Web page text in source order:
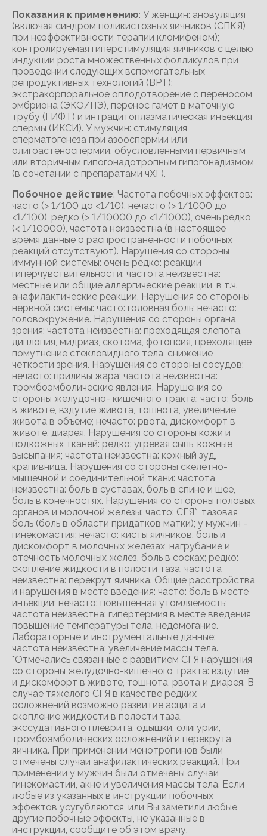
Показания к применению: У женщин: ановуляция
(включая синдром поликистозных яичников (СПКЯ)
при неэффективности терапии кломифеном);
контролируемая гиперстимуляция яичников с целью
индукции роста множественных фолликулов при
проведении следующих вспомогательных
репродуктивных технологий (ВРТ):
экстракорпоральное оплодотворение с переносом
эмбриона (ЭКО/ПЭ), перенос гамет в маточную
трубу (ГИФТ) и интрацитоплазматическая инъекция
спермы (ИКСИ). У мужчин: стимуляция
сперматогенеза при азооспермии или
олигоастеноспермии, обусловленными первичным
или вторичным гипогонадотропным гипогонадизмом
(в сочетании с препаратами чХГ).
Побочное действие: Частота побочных эффектов:
часто (> 1/100 до <1/10), нечасто (> 1/1000 до
<1/100), редко (> 1/10000 до <1/1000), очень редко
(< 1/10000), частота неизвестна (в настоящее
время данные о распространенности побочных
реакций отсутствуют). Нарушения со стороны
иммунной системы: очень редко: реакции
гиперчувствительности; частота неизвестна:
местные или общие аллергические реакции, в т.ч.
анафилактические реакции. Нарушения со стороны
нервной системы: часто: головная боль; нечасто:
головокружение. Нарушения со стороны органа
зрения: частота неизвестна: преходящая слепота,
диплопия, мидриаз, скотома, фотопсия, преходящее
помутнение стекловидного тела, снижение
четкости зрения. Нарушения со стороны сосудов:
нечасто: приливы жара; частота неизвестна:
тромбоэмболические явления. Нарушения со
стороны желудочно- кишечного тракта: часто: боль
в животе, вздутие живота, тошнота, увеличение
живота в объеме; нечасто: рвота, дискомфорт в
животе, диарея. Нарушения со стороны кожи и
подкожных тканей: редко: угревая сыпь, кожные
высыпания; частота неизвестна: кожный зуд,
крапивница. Нарушения со стороны скелетно-
мышечной и соединительной ткани: частота
неизвестна: боль в суставах, боль в спине и шее,
боль в конечностях. Нарушения со стороны половых
органов и молочной железы: часто: СГЯ*, тазовая
боль (боль в области придатков матки); у мужчин -
гинекомастия; нечасто: кисты яичников, боль и
дискомфорт в молочных железах, нагрубание и
отечность молочных желез, боль в сосках; редко:
скопление жидкости в полости таза, частота
неизвестна: перекрут яичника. Общие расстройства
и нарушения в месте введения: часто: боль в месте
инъекции; нечасто: повышенная утомляемость;
частота неизвестна: гипертермия в месте введения,
повышение температуры тела, недомогание.
Лабораторные и инструментальные данные:
частота неизвестна: увеличение массы тела.
*Отмечались связанные с развитием СГЯ нарушения
со стороны желудочно-кишечного тракта: вздутие
и дискомфорт в животе, тошнота, рвота и диарея. В
случае тяжелого СГЯ в качестве редких
осложнений возможно развитие асцита и
скопление жидкости в полости таза,
экссудативного плеврита, одышки, олигурии,
тромбоэмболических осложнений и перекрута
яичника. При применении менотропинов были
отмечены случаи анафилактических реакций. При
применении у мужчин были отмечены случаи
гинекомастии, акне и увеличения массы тела. Если
любые из указанных в инструкции побочных
эффектов усугубляются, или Вы заметили любые
другие побочные эффекты, не указанные в
инструкции, сообщите об этом врачу.